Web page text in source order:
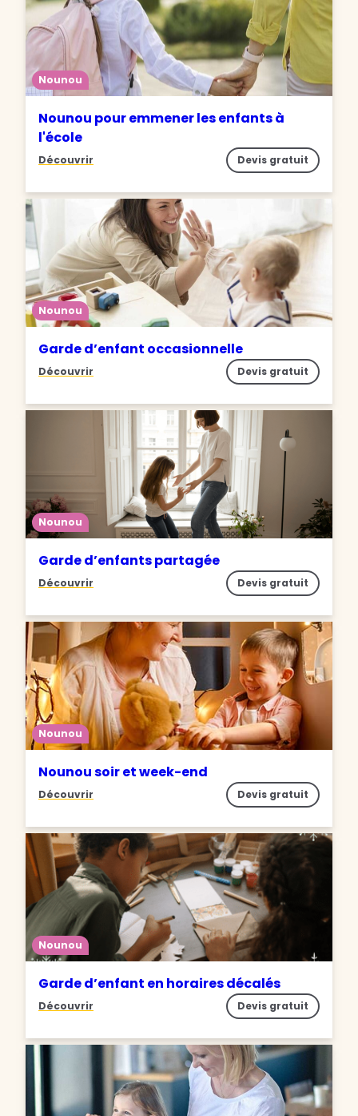
Nounou
Nounou pour emmener les enfants à
l'école
Découvrir Devis gratuit
Nounou
Garde d’enfant occasionnelle
Découvrir Devis gratuit
Nounou
Garde d’enfants partagée
Découvrir Devis gratuit
Nounou
Nounou soir et week-end
Découvrir Devis gratuit
Nounou
Garde d’enfant en horaires décalés
Découvrir Devis gratuit